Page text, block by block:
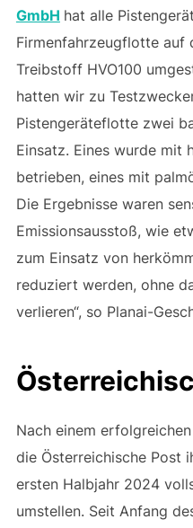
GmbH hat alle
Firmenfahrzeugflotte auf
Treibstoff HVO100
hatten wir zu
Pistengeräteflotte zwei
Einsatz. Eines wurde mit
betrieben, eines mit
Die Ergebnisse waren
Emissionsausstoß, wie
zum Einsatz von
reduziert werden, ohne
verlieren“, so Planai-
Nach einem
die Österreichische Post
ersten Halbjahr 2024
umstellen. Seit Anfang